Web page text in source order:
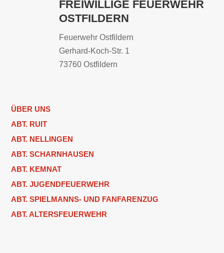
FREIWILLIGE FEUERWEHR
OSTFILDERN
Feuerwehr Ostfildern
Gerhard-Koch-Str. 1
73760 Ostfildern
ÜBER UNS
ABT. RUIT
ABT. NELLINGEN
ABT. SCHARNHAUSEN
ABT. KEMNAT
ABT. JUGENDFEUERWEHR
ABT. SPIELMANNS- UND FANFARENZUG
ABT. ALTERSFEUERWEHR